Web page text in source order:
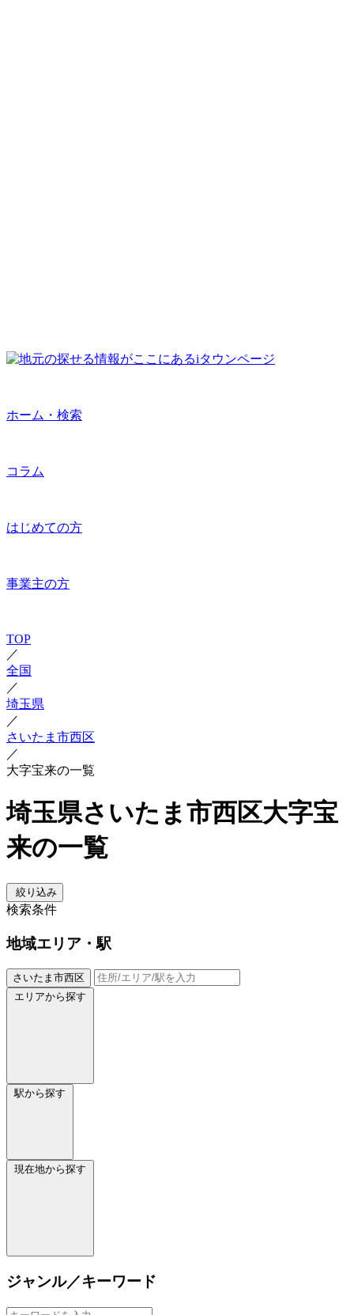
ホーム・検索
コラム
はじめての方
事業主の方
TOP
／
全国
／
埼玉県
／
さいたま市西区
／
大字宝来の一覧
埼玉県さいたま市西区大字宝
来の一覧
絞り込み
検索条件
地域エリア・駅
さいたま市西区
エリアから探す
駅から探す
現在地から探す
ジャンル／キーワード